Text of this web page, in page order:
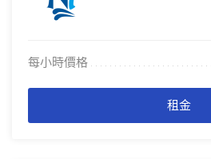
每小時價格
. . . . . . . . . . . . . . . . . . . . . . . . . . . . . . . . . . . . .
租金